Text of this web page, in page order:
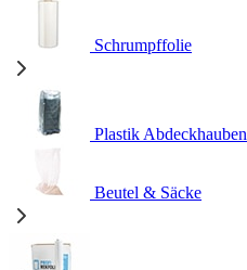
Schrumpffolie
Plastik Abdeckhauben
Beutel & Säcke